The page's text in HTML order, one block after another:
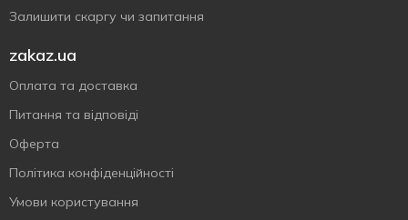
Залишити скаргу чи запитання
zakaz.ua
Оплата та доставка
Питання та відповіді
Оферта
Політика конфіденційності
Умови користування